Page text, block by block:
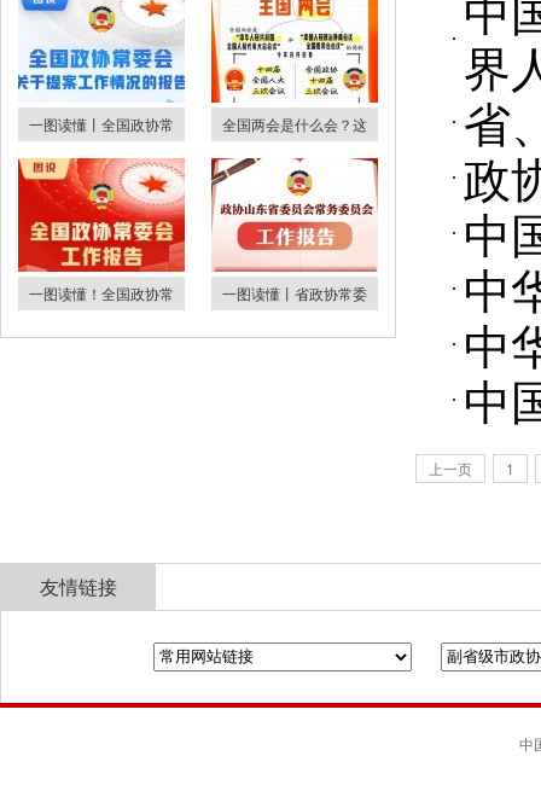
一图读懂丨全国政协常 全国两会是什么会？这
一图读懂！全国政协常 一图读懂丨省政协常委
界
省
政
中
中
中
中
上一页 1
友情链接
中